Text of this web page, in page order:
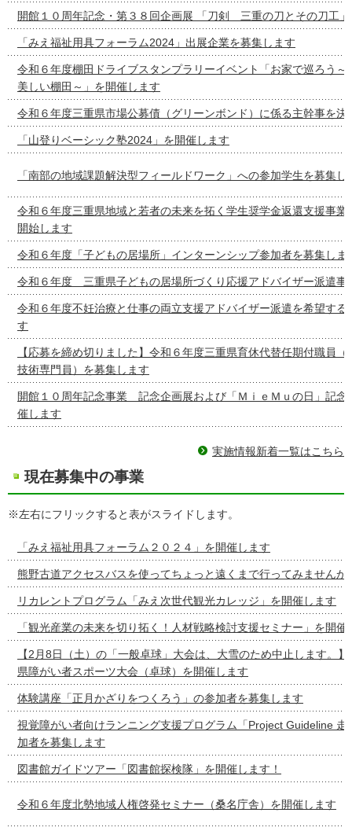
開館１０周年記念・第３８回企画展 「刀剣 三重の刀とその刀工
「みえ福祉用具フォーラム2024」出展企業を募集します
令和６年度棚田ドライブスタンプラリーイベント「お家で巡ろう～
美しい棚田～」を開催します
令和６年度三重県市場公募債（グリーンボンド）に係る主幹事を決
「山登りベーシック塾2024」を開催します
「南部の地域課題解決型フィールドワーク」への参加学生を募集し
令和６年度三重県地域と若者の未来を拓く学生奨学金返還支援事業
開始します
令和６年度「子どもの居場所」インターンシップ参加者を募集しま
令和６年度 三重県子どもの居場所づくり応援アドバイザー派遣事
令和６年度不妊治療と仕事の両立支援アドバイザー派遣を希望する
す
【応募を締め切りました】令和６年度三重県育休代替任期付職員
技術専門員）を募集します
開館１０周年記念事業 記念企画展および「ＭｉｅＭｕの日」記念
催します
実施情報新着一覧はこちら
現在募集中の事業
※左右にフリックすると表がスライドします。
「みえ福祉用具フォーラム２０２４」を開催します
熊野古道アクセスバスを使ってちょっと遠くまで行ってみませんか
リカレントプログラム「みえ次世代観光カレッジ」を開催します
「観光産業の未来を切り拓く！人材戦略検討支援セミナー」を開催
【2月8日（土）の「一般卓球」大会は、大雪のため中止します。
県障がい者スポーツ大会（卓球）を開催します
体験講座「正月かざりをつくろう」の参加者を募集します
視覚障がい者向けランニング支援プログラム「Project Guideline 走
加者を募集します
図書館ガイドツアー「図書館探検隊」を開催します！
令和６年度北勢地域人権啓発セミナー（桑名庁舎）を開催します